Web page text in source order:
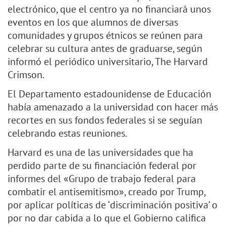
electrónico, que el centro ya no financiará unos
eventos en los que alumnos de diversas
comunidades y grupos étnicos se reúnen para
celebrar su cultura antes de graduarse, según
informó el periódico universitario, The Harvard
Crimson.
El Departamento estadounidense de Educación
había amenazado a la universidad con hacer más
recortes en sus fondos federales si se seguían
celebrando estas reuniones.
Harvard es una de las universidades que ha
perdido parte de su financiación federal por
informes del «Grupo de trabajo federal para
combatir el antisemitismo», creado por Trump,
por aplicar políticas de ‘discriminación positiva’ o
por no dar cabida a lo que el Gobierno califica